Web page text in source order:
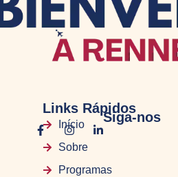
Siga-nos
Links Rápidos
Início
Sobre
Programas